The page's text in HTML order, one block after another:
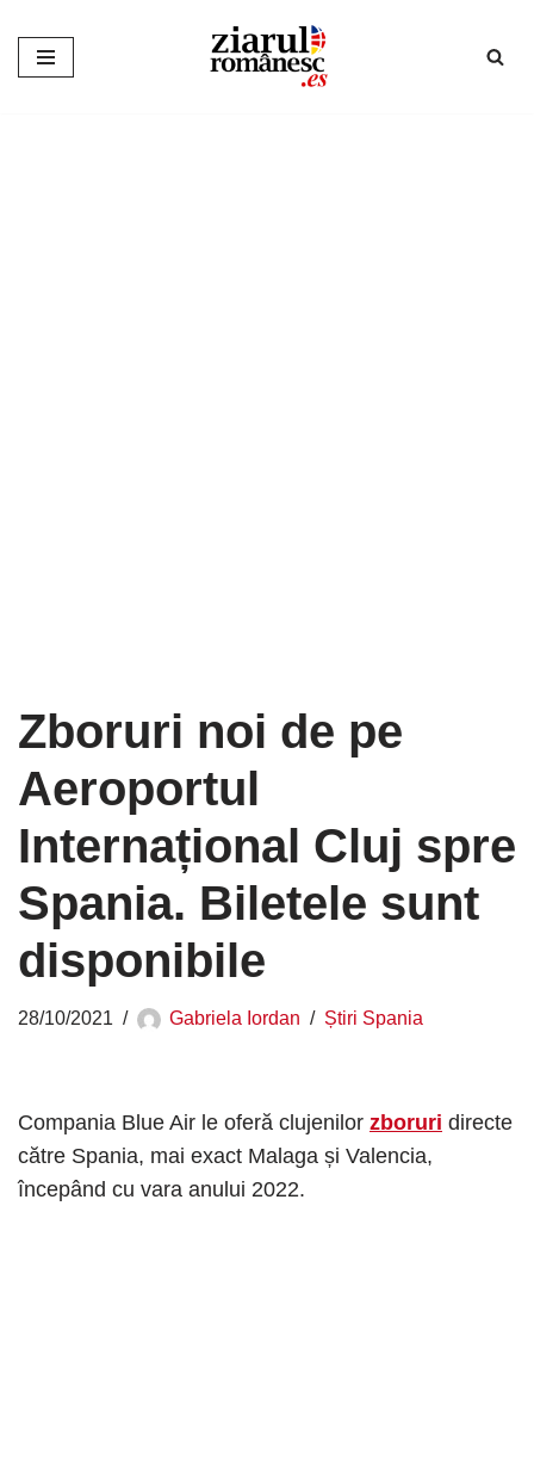
Sari
Zboruri noi de pe
Aeroportul
Internațional Cluj spre
Spania. Biletele sunt
disponibile
28/10/2021 Gabriela Iordan Știri Spania
Compania Blue Air le oferă clujenilor zboruri directe
către Spania, mai exact Malaga și Valencia,
începând cu vara anului 2022.